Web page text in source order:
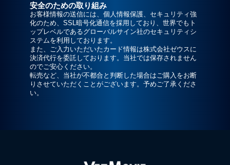
安全のための取り組み
お客様情報の送信には、個人情報保護、セキュリティ強
化のため、SSL暗号化通信を採用しており、世界でもト
ップレベルであるグローバルサイン社のセキュリティシ
ステムを利用しております。
また、ご入力いただいたカード情報は株式会社ゼウスに
決済代行を委託しております。当社では保存されません
のでご安心ください。
転売など、当社が不都合と判断した場合はご購入をお断
りさせていただくことがございます。予めご了承くださ
い。